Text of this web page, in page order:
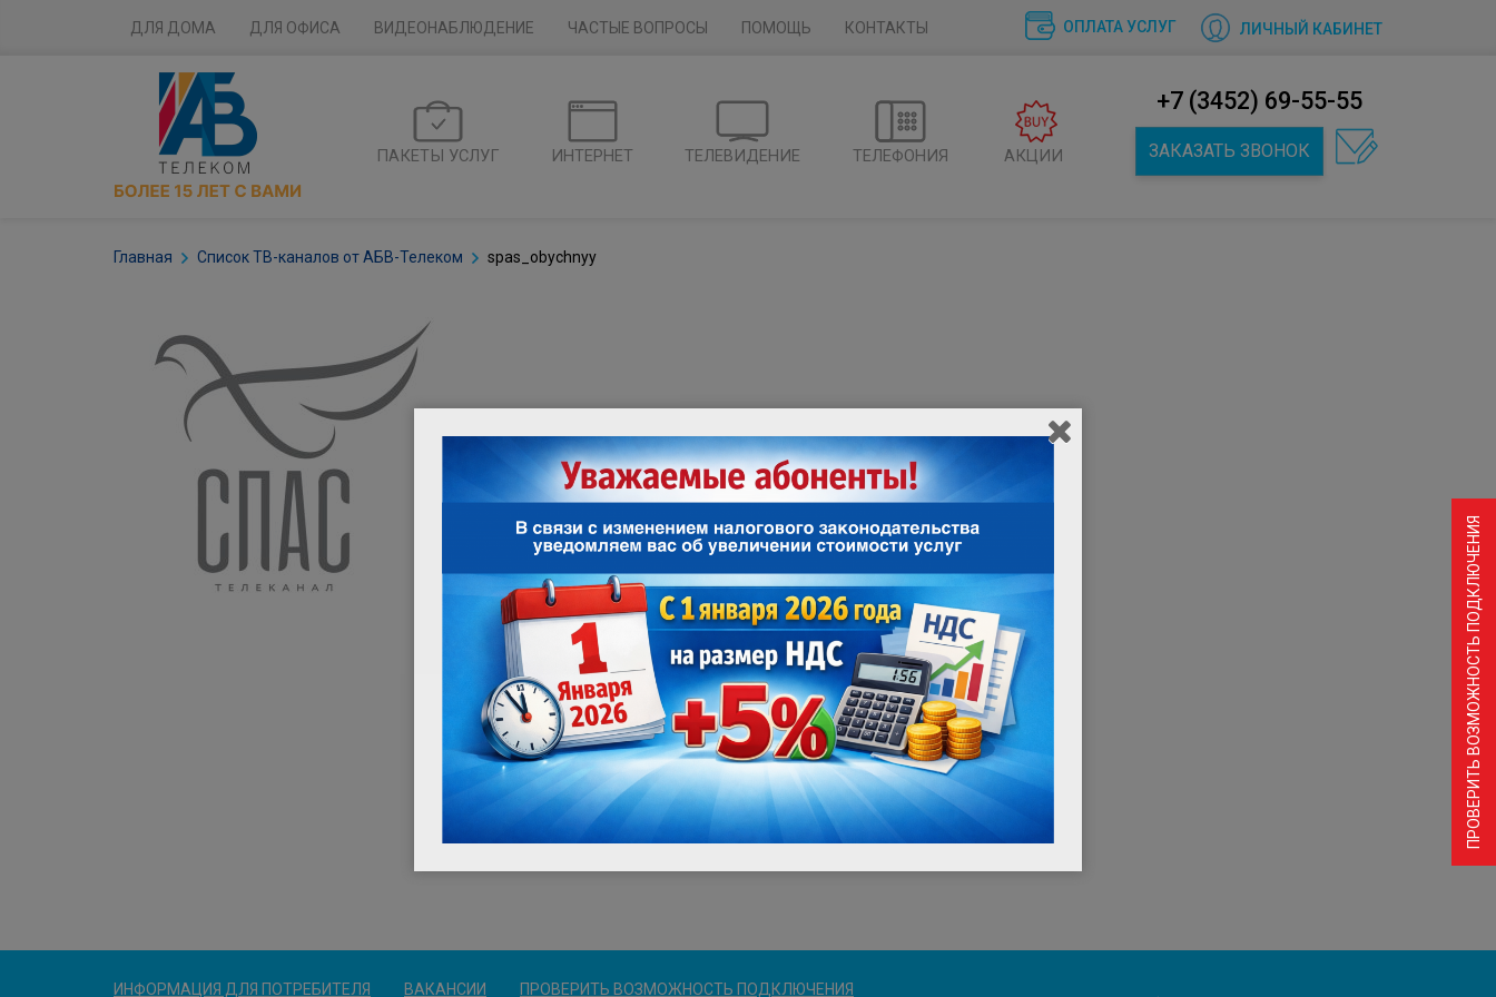
ДЛЯ ДОМА ДЛЯ ОФИСА ВИДЕОНАБЛЮДЕНИЕ ЧАСТЫЕ ВОПРОСЫ ПОМОЩЬ ОПЛАТА УСЛУГ
КОНТАКТЫ ЛИЧНЫЙ КАБИНЕТ
+7 (3452) 69-55-55
ЗАКАЗАТЬ ЗВОНОК
ПАКЕТЫ УСЛУГ ИНТЕРНЕТ ТЕЛЕВИДЕНИЕ ТЕЛЕФОНИЯ АКЦИИ
Главная Список ТВ-каналов от АБВ-Телеком spas_obychnyy
ПРОВЕРИТЬ ВОЗМОЖНОСТЬ ПОДКЛЮЧЕНИЯ
ИНФОРМАЦИЯ ДЛЯ ПОТРЕБИТЕЛЯ ВАКАНСИИ ПРОВЕРИТЬ ВОЗМОЖНОСТЬ ПОДКЛЮЧЕНИЯ